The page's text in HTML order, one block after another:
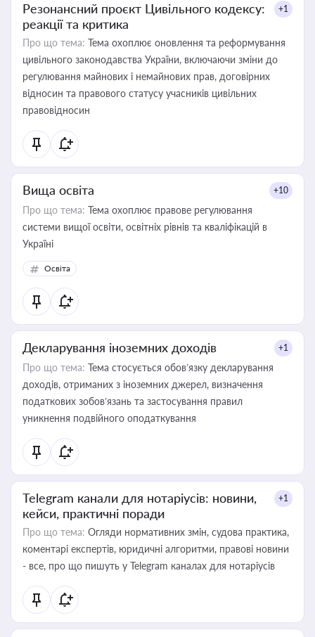
Резонансний проєкт Цивільного кодексу:
реакції та критика
+1
Про що тема: Тема охоплює оновлення та реформування
цивільного законодавства України, включаючи зміни до
регулювання майнових і немайнових прав, договірних
відносин та правового статусу учасників цивільних
правовідносин
Вища освіта +10
Про що тема: Тема охоплює правове регулювання
системи вищої освіти, освітніх рівнів та кваліфікацій в
Україні
Освіта
Декларування іноземних доходів +1
Про що тема: Тема стосується обов’язку декларування
доходів, отриманих з іноземних джерел, визначення
податкових зобов’язань та застосування правил
уникнення подвійного оподаткування
Telegram канали для нотаріусів: новини,
кейси, практичні поради
+1
Про що тема: Огляди нормативних змін, судова практика,
коментарі експертів, юридичні алгоритми, правові новини
- все, про що пишуть у Telegram каналах для нотаріусів